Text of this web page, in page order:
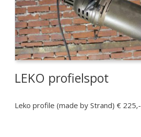
LEKO profielspot
Leko profile (made by Strand) € 225,-